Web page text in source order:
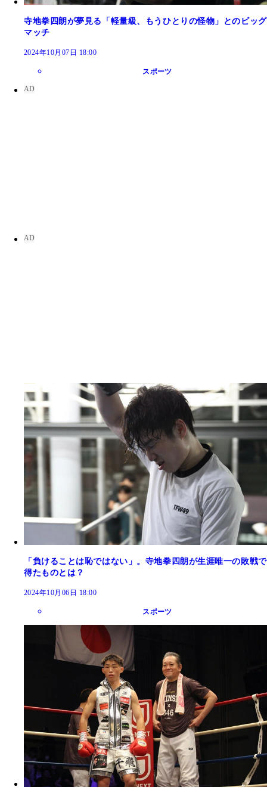
寺地拳四朗が夢見る「軽量級、もうひとりの怪物」とのビッグ
マッチ
2024年10月07日 18:00
スポーツ
「負けることは恥ではない」。寺地拳四朗が生涯唯一の敗戦で
得たものとは？
2024年10月06日 18:00
スポーツ